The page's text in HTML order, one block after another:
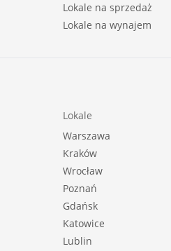
Lokale na sprzedaż
Lokale na wynajem
Lokale
Warszawa
Kraków
Wrocław
Poznań
Gdańsk
Katowice
Lublin